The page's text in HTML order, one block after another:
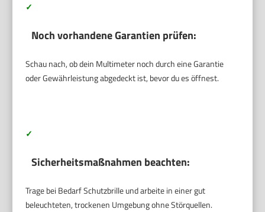
✓
Noch vorhandene Garantien prüfen:
Schau nach, ob dein Multimeter noch durch eine Garantie
oder Gewährleistung abgedeckt ist, bevor du es öffnest.
✓
Sicherheitsmaßnahmen beachten:
Trage bei Bedarf Schutzbrille und arbeite in einer gut
beleuchteten, trockenen Umgebung ohne Störquellen.